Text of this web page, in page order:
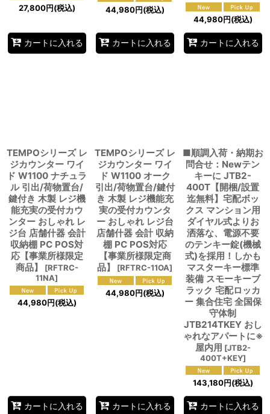
27,800円(税込)
カートに入れる
44,980円(税込)
カートに入れる
44,980円(税込)
カートに入れる
TEMPOシリーズ レ
ジカウンター ワイ
ド W1100 ナチュラ
ル 引出/荷物置台/
鍵付き 木製 レジ機
能充実の受付カウ
ンター おしゃれ レ
ジ台 店舗什器 会計
収納棚 PC POS対
応【事業所様限定
商品】
[RFTRC-
11NA]
44,980円(税込)
カートに入れる
TEMPOシリーズ レ
ジカウンター ワイ
ド W1100 オーク
引出/荷物置台/鍵付
き 木製 レジ機能充
実の受付カウンタ
ー おしゃれ レジ台
店舗什器 会計 収納
棚 PC POS対応
【事業所様限定商
品】
[RFTRC-11OA]
44,980円(税込)
カートに入れる
■順調入荷・納期お
問合せ：Newテン
キーに JTB2-
400T【開梱/設置
迄無料】宅配ボッ
クス マンション用
ダイヤル式よりお
洒落な、電源不要
のテンキー錠(機械
式)を採用！しかも
マスターキー標準
装備 スモーキーブ
ラック 宅配ロッカ
ー 集合住宅 全国保
守体制
JTB214TKEY おし
ゃれなアパートに※
屋内用 [JTB2-
400T+KEY]
143,180円(税込)
カートに入れる